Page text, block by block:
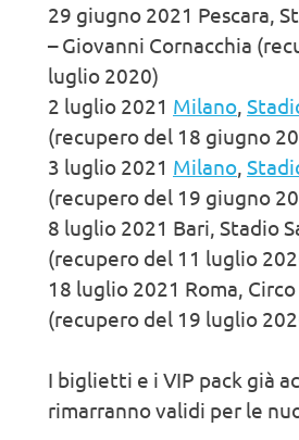
29 giugno 2021 Pescara,
– Giovanni Cornacchia
luglio 2020)
2 luglio 2021 Milano,
(recupero del 18 giugno
3 luglio 2021 Milano,
(recupero del 19 giugno
8 luglio 2021 Bari, Stadio
(recupero del 11 luglio
18 luglio 2021 Roma,
(recupero del 19 luglio
I biglietti e i VIP pack già
rimarranno validi per le